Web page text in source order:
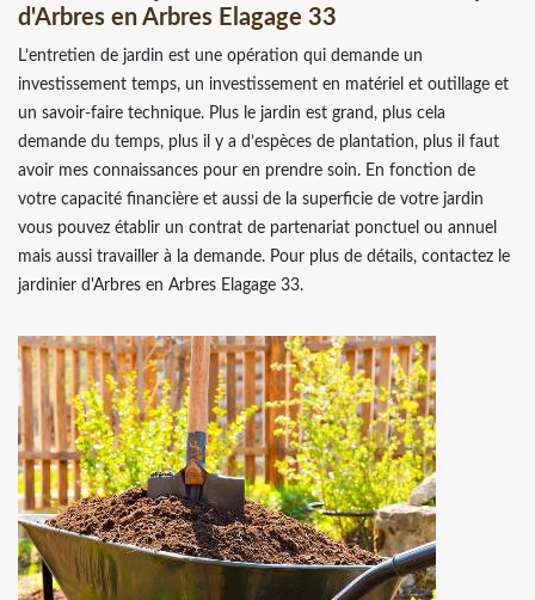
d'Arbres en Arbres Elagage 33
L’entretien de jardin est une opération qui demande un
investissement temps, un investissement en matériel et outillage et
un savoir-faire technique. Plus le jardin est grand, plus cela
demande du temps, plus il y a d’espèces de plantation, plus il faut
avoir mes connaissances pour en prendre soin. En fonction de
votre capacité financière et aussi de la superficie de votre jardin
vous pouvez établir un contrat de partenariat ponctuel ou annuel
mais aussi travailler à la demande. Pour plus de détails, contactez le
jardinier d'Arbres en Arbres Elagage 33.